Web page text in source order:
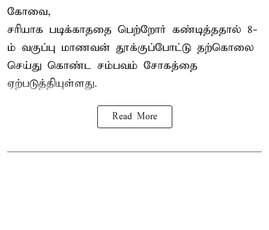
கோவை,
சரியாக படிக்காததை பெற்றோர் கண்டித்ததால் 8-
ம் வகுப்பு மாணவன் தூக்குப்போட்டு தற்கொலை
செய்து கொண்ட சம்பவம் சோகத்தை
ஏற்படுத்தியுள்ளது.
Read More